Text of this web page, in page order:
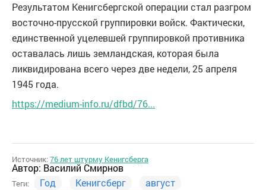
Результатом Кенигсбергской операции стал разгром
восточно-прусской группировки войск. Фактически,
единственной уцелевшей группировкой противника
оставалась лишь земландская, которая была
ликвидирована всего через две недели, 25 апреля
1945 года.
https://medium-info.ru/dfbd/76...
Источник:76 лет штурму Кенигсберга
Автор: Василий Смирнов
Теги: Год Кенигсберг
август